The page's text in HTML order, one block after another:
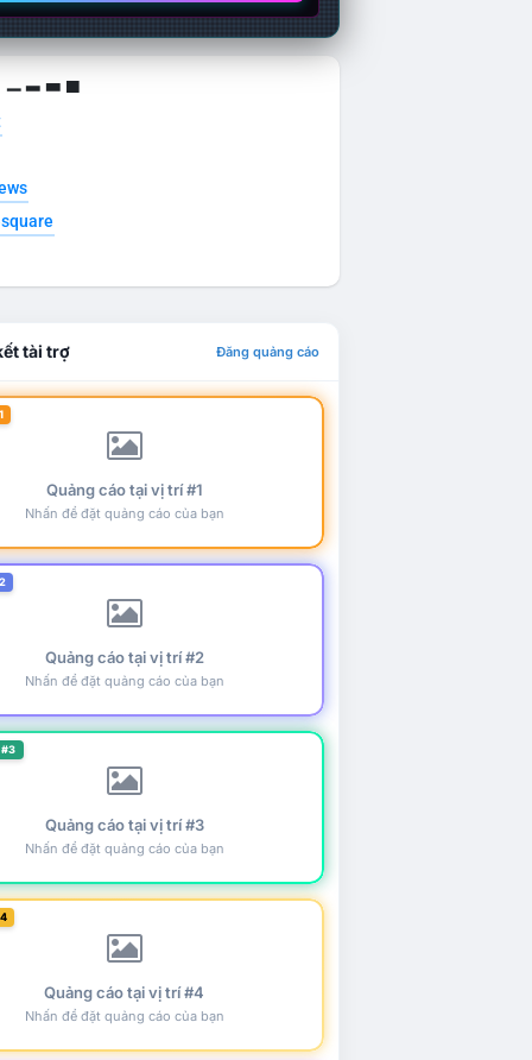
▁ ▂ ▃ ▄
tài trợ Đăng quảng cáo
Quảng cáo tại vị trí #1
Nhấn để đặt quảng cáo của bạn
Quảng cáo tại vị trí #2
Nhấn để đặt quảng cáo của bạn
Quảng cáo tại vị trí #3
Nhấn để đặt quảng cáo của bạn
Quảng cáo tại vị trí #4
Nhấn để đặt quảng cáo của bạn